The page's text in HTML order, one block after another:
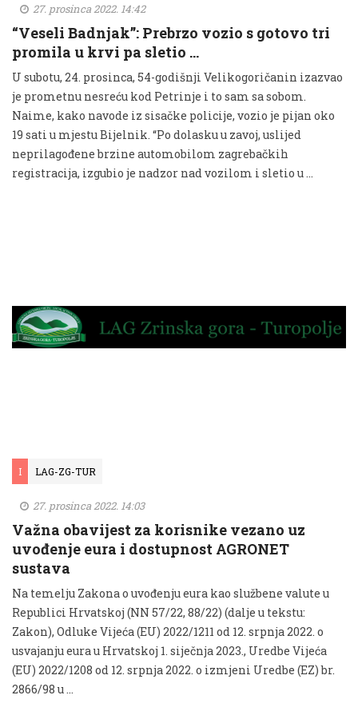
27. prosinca 2022. 14:42
“Veseli Badnjak”: Prebrzo vozio s gotovo tri
promila u krvi pa sletio …
U subotu, 24. prosinca, 54-godišnji Velikogoričanin izazvao
je prometnu nesreću kod Petrinje i to sam sa sobom.
Naime, kako navode iz sisačke policije, vozio je pijan oko
19 sati u mjestu Bijelnik. “Po dolasku u zavoj, uslijed
neprilagođene brzine automobilom zagrebačkih
registracija, izgubio je nadzor nad vozilom i sletio u …
I LAG-ZG-TUR
27. prosinca 2022. 14:03
Važna obavijest za korisnike vezano uz
uvođenje eura i dostupnost AGRONET
sustava
Na temelju Zakona o uvođenju eura kao službene valute u
Republici Hrvatskoj (NN 57/22, 88/22) (dalje u tekstu:
Zakon), Odluke Vijeća (EU) 2022/1211 od 12. srpnja 2022. o
usvajanju eura u Hrvatskoj 1. siječnja 2023., Uredbe Vijeća
(EU) 2022/1208 od 12. srpnja 2022. o izmjeni Uredbe (EZ) br.
2866/98 u …